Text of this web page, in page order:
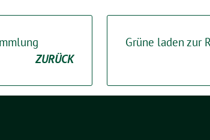
ZURÜCK
Grüne laden zur